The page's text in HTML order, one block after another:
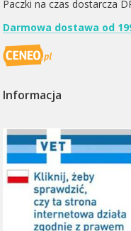
Paczki na czas dostarcza
Darmowa dostawa od
Informacja